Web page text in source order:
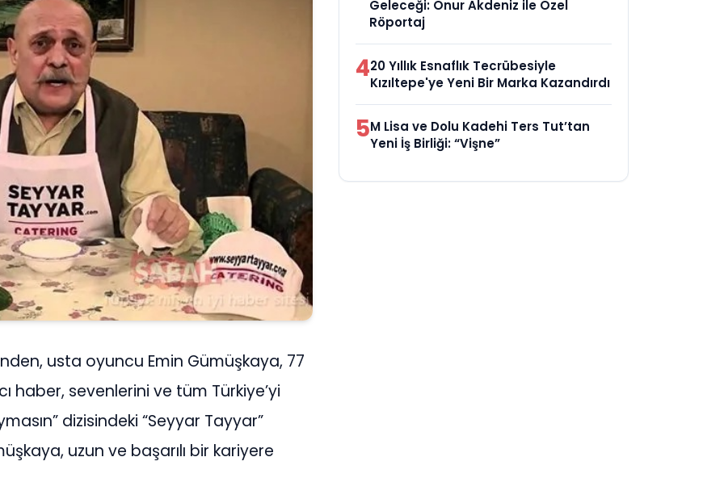
usta oyuncu Emin Gümüşkaya, 77
haber, sevenlerini ve tüm Türkiye’yi
dizisindeki “Seyyar Tayyar”
uzun ve başarılı bir kariyere
Geleceği: Onur Akdeniz ile Özel
Röportaj
420 Yıllık Esnaflık Tecrübesiyle
Kızıltepe'ye Yeni Bir Marka Kazandırdı
5M Lisa ve Dolu Kadehi Ters Tut’tan
Yeni İş Birliği: “Vişne”